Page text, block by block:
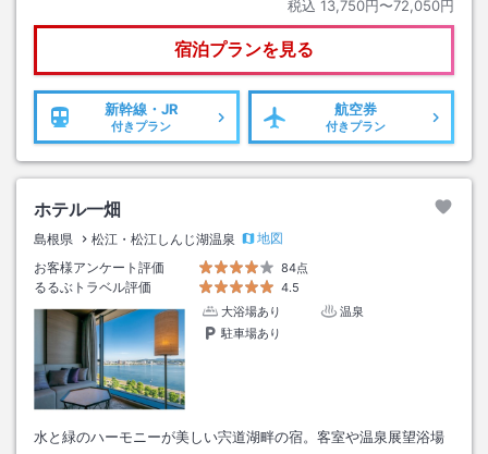
税込 13,750円〜72,050円
宿泊プランを見る
新幹線・JR
付きプラン
航空券
付きプラン
ホテル一畑
島根県 松江・松江しんじ湖温泉
地図
お客様アンケート評価
84点
るるぶトラベル評価
4.5
大浴場あり
温泉
駐車場あり
水と緑のハーモニーが美しい宍道湖畔の宿。客室や温泉展望浴場